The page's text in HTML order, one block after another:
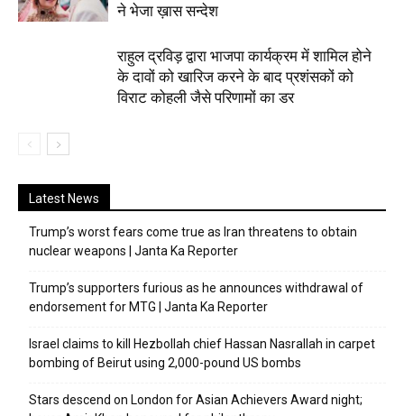
ने भेजा ख़ास सन्देश
राहुल द्रविड़ द्वारा भाजपा कार्यक्रम में शामिल होने
के दावों को खारिज करने के बाद प्रशंसकों को
विराट कोहली जैसे परिणामों का डर
Latest News
Trump’s worst fears come true as Iran threatens to obtain
nuclear weapons | Janta Ka Reporter
Trump’s supporters furious as he announces withdrawal of
endorsement for MTG | Janta Ka Reporter
Israel claims to kill Hezbollah chief Hassan Nasrallah in carpet
bombing of Beirut using 2,000-pound US bombs
Stars descend on London for Asian Achievers Award night;